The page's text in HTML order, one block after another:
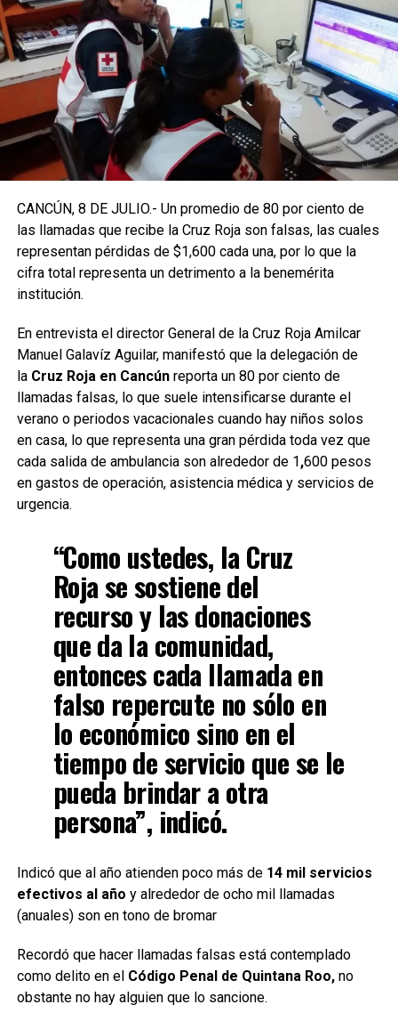
CANCÚN, 8 DE JULIO.- Un promedio de 80 por ciento de
las llamadas que recibe la Cruz Roja son falsas, las cuales
representan pérdidas de $1,600 cada una, por lo que la
cifra total representa un detrimento a la benemérita
institución.
En entrevista el director General de la Cruz Roja Amilcar
Manuel Galavíz Aguilar, manifestó que la delegación de
la Cruz Roja en Cancún reporta un 80 por ciento de
llamadas falsas, lo que suele intensificarse durante el
verano o periodos vacacionales cuando hay niños solos
en casa, lo que representa una gran pérdida toda vez que
cada salida de ambulancia son alrededor de 1,600 pesos
en gastos de operación, asistencia médica y servicios de
urgencia.
“Como ustedes, la Cruz
Roja se sostiene del
recurso y las donaciones
que da la comunidad,
entonces cada llamada en
falso repercute no sólo en
lo económico sino en el
tiempo de servicio que se le
pueda brindar a otra
persona”, indicó.
Indicó que al año atienden poco más de 14 mil servicios
efectivos al año y alrededor de ocho mil llamadas
(anuales) son en tono de bromar
Recordó que hacer llamadas falsas está contemplado
como delito en el Código Penal de Quintana Roo,no
obstante no hay alguien que lo sancione.